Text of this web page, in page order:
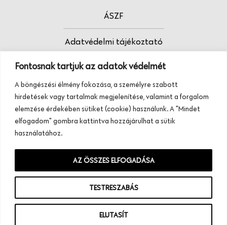
Fontosnak tartjuk az adatok védelmét
A böngészési élmény fokozása, a személyre szabott
hirdetések vagy tartalmak megjelenítése, valamint a forgalom
elemzése érdekében sütiket (cookie) használunk. A "Mindet
elfogadom" gombra kattintva hozzájárulhat a sütik
használatához.
TESTRESZABÁS
ELUTASÍT
AZ ÖSSZES ELFOGADÁSA
ÁSZF
Adatvédelmi tájékoztató
Fodrász vagy?
Tudj meg többet termékeinkről, szolgáltatásainkról.
Hívj minket, vagy üzenj nekünk ezen a
telefonszámon:
+36 20 945 84 74